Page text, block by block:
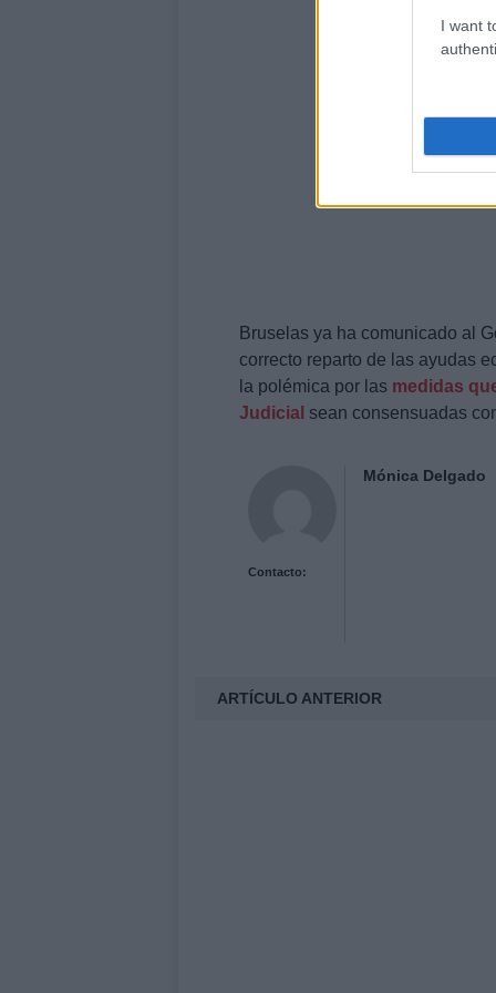
I want
Bruselas ya ha comunicado al
correcto reparto de las ayudas
la polémica por las medidas
Judicial sean consensuadas
Contacto:
Mónica Delgado
ARTÍCULO ANTERIOR